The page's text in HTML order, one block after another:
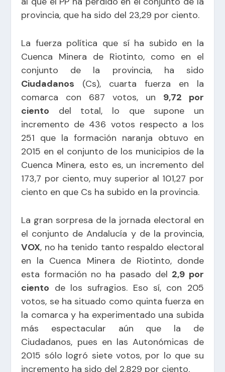
provincia, que ha sido del 23,29 por ciento.
La fuerza política que sí ha subido en la
Cuenca Minera de Riotinto, como en el
conjunto de la provincia, ha sido
Ciudadanos (Cs), cuarta fuerza en la
comarca con 687 votos, un 9,72 por
ciento del total, lo que supone un
incremento de 436 votos respecto a los
251 que la formación naranja obtuvo en
2015 en el conjunto de los municipios de la
Cuenca Minera, esto es, un incremento del
173,7 por ciento, muy superior al 101,27 por
ciento en que Cs ha subido en la provincia.
La gran sorpresa de la jornada electoral en
el conjunto de Andalucía y de la provincia,
VOX, no ha tenido tanto respaldo electoral
en la Cuenca Minera de Riotinto, donde
esta formación no ha pasado del 2,9 por
ciento de los sufragios. Eso sí, con 205
votos, se ha situado como quinta fuerza en
la comarca y ha experimentado una subida
más espectacular aún que la de
Ciudadanos, pues en las Autonómicas de
2015 sólo logró siete votos, por lo que su
incremento ha sido del 2.829 por ciento.